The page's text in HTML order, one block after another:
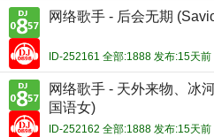
网络歌手 - 后会无期
ID-252161 全部:1888 发布:15天前
网络歌手 - 天外来物、冰
国语女)
ID-252162 全部:1888 发布:15天前